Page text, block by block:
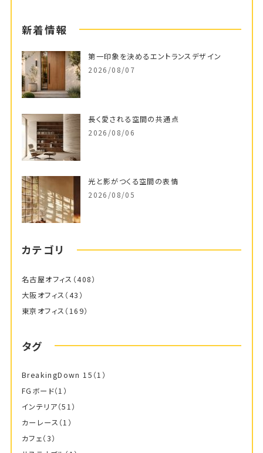
新着情報
第一印象を決めるエントランスデザイン
2026/08/07
長く愛される空間の共通点
2026/08/06
光と影がつくる空間の表情
2026/08/05
カテゴリ
名古屋オフィス （408）
大阪オフィス （43）
東京オフィス （169）
タグ
BreakingDown 15 （1）
FGボード（1）
インテリア（51）
カーレース （1）
カフェ（3）